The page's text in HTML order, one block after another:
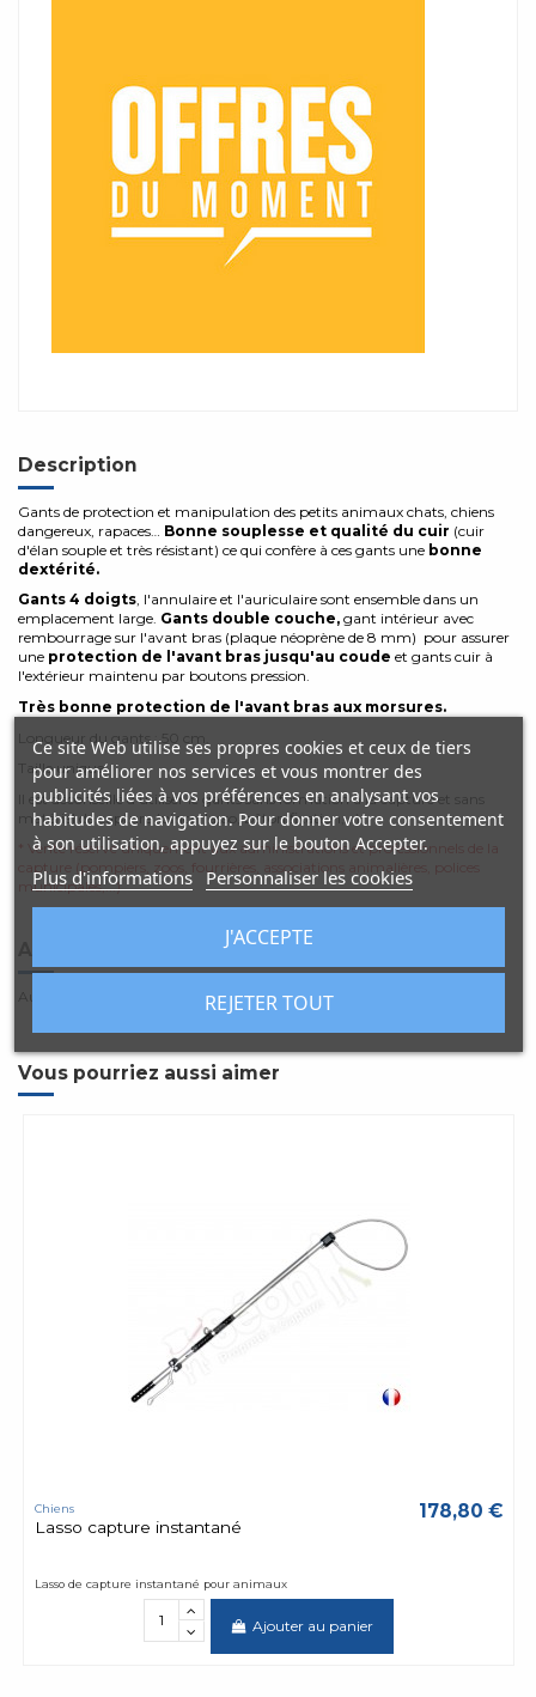
Description
Gants de protection et manipulation des petits animaux chats, chiens
dangereux, rapaces… Bonne souplesse et qualité du cuir (cuir
d'élan souple et très résistant) ce qui confère à ces gants une bonne
dextérité.
Gants 4 doigts, l'annulaire et l'auriculaire sont ensemble dans un
emplacement large. Gants double couche, gant intérieur avec
rembourrage sur l'avant bras (plaque néoprène de 8 mm) pour assurer
une protection de l'avant bras jusqu'au coude et gants cuir à
l'extérieur maintenu par boutons pression.
Très bonne protection de l'avant bras aux morsures.
Longueur du gants : 50 cm.
Taille unique.
Il est déconseillé d'utiliser le gants sans formation à la capture et sans
matériel de capture (pince, lasso, bâton fixation,...)
* Vente réservé uniquement aux administrations et professionnels de la
capture (pompiers, zoos, fourrières, associations animalières, polices
municipales,...)
Aucun avis client
Vous pourriez aussi aimer
Chiens
Lasso capture instantané
178,80 €
Lasso de capture instantané pour animaux
Ajouter au panier
Ce site Web utilise ses propres cookies et ceux de tiers
pour améliorer nos services et vous montrer des
publicités liées à vos préférences en analysant vos
habitudes de navigation. Pour donner votre consentement
à son utilisation, appuyez sur le bouton Accepter.
Plus d'informations Personnaliser les cookies
REJETER TOUT
J'ACCEPTE